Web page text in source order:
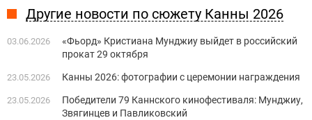
Другие новости по сюжету Канны 2026
03.06.2026
«Фьорд» Кристиана Мунджиу выйдет в российский
прокат 29 октября
23.05.2026 Канны 2026: фотографии с церемонии награждения
23.05.2026
Победители 79 Каннского кинофестиваля: Мунджиу,
Звягинцев и Павликовский